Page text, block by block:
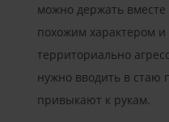
можно держать
похожим характером
территориально
нужно вводить в стаю
привыкают к рукам.